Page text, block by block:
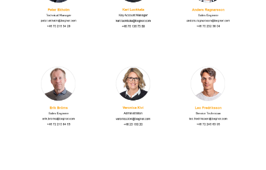
Bearbetning av stång, rör och profiler
Målnings- och ytbehandlingssystem